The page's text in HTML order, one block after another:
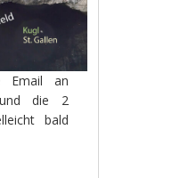
Email an
und die 2
bald